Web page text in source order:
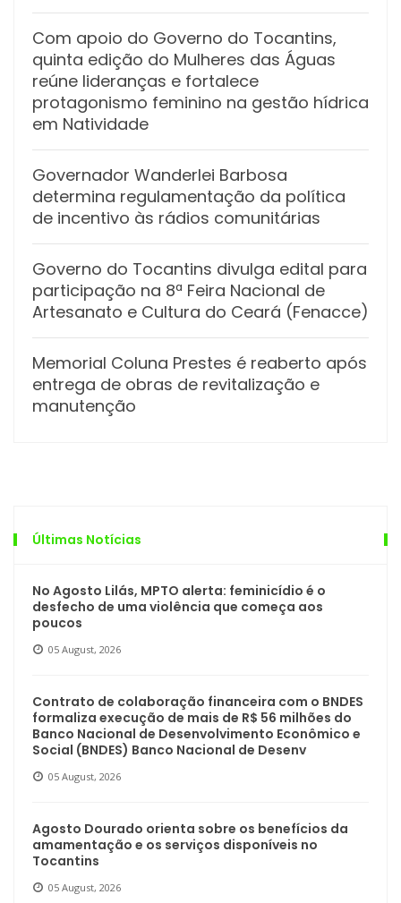
Com apoio do Governo do Tocantins,
quinta edição do Mulheres das Águas
reúne lideranças e fortalece
protagonismo feminino na gestão hídrica
em Natividade
Governador Wanderlei Barbosa
determina regulamentação da política
de incentivo às rádios comunitárias
Governo do Tocantins divulga edital para
participação na 8ª Feira Nacional de
Artesanato e Cultura do Ceará (Fenacce)
Memorial Coluna Prestes é reaberto após
entrega de obras de revitalização e
manutenção
Últimas Notícias
No Agosto Lilás, MPTO alerta: feminicídio é o
desfecho de uma violência que começa aos
poucos
05 August, 2026
Contrato de colaboração financeira com o BNDES
formaliza execução de mais de R$ 56 milhões do
Banco Nacional de Desenvolvimento Econômico e
Social (BNDES) Banco Nacional de Desenv
05 August, 2026
Agosto Dourado orienta sobre os benefícios da
amamentação e os serviços disponíveis no
Tocantins
05 August, 2026